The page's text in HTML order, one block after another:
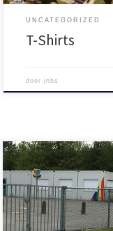
UNCATEGORIZED
T-Shirts
doorjnbs
Lees verder op ed.nl